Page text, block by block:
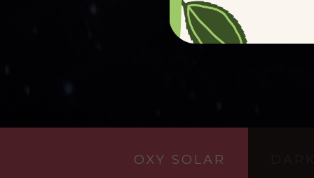
OXY SOLAR